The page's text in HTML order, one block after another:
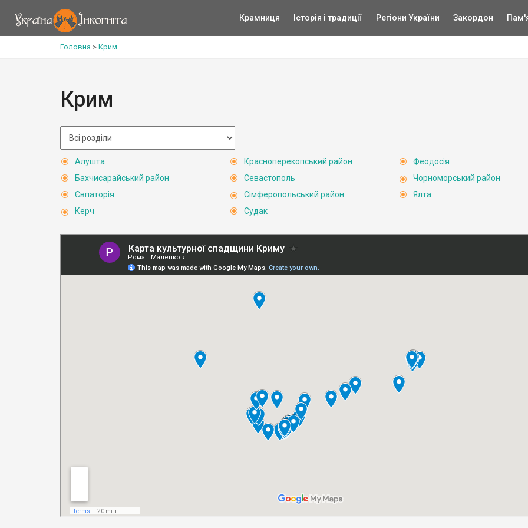
Крамниця Історія і традиції Регіони України Закордон
Головна > Крим
Крим
Алушта
Бахчисарайський район
Євпаторія
Керч
Красноперекопський район
Севастополь
Сімферопольський район
Судак
Феодосія
Чорноморський район
Ялта